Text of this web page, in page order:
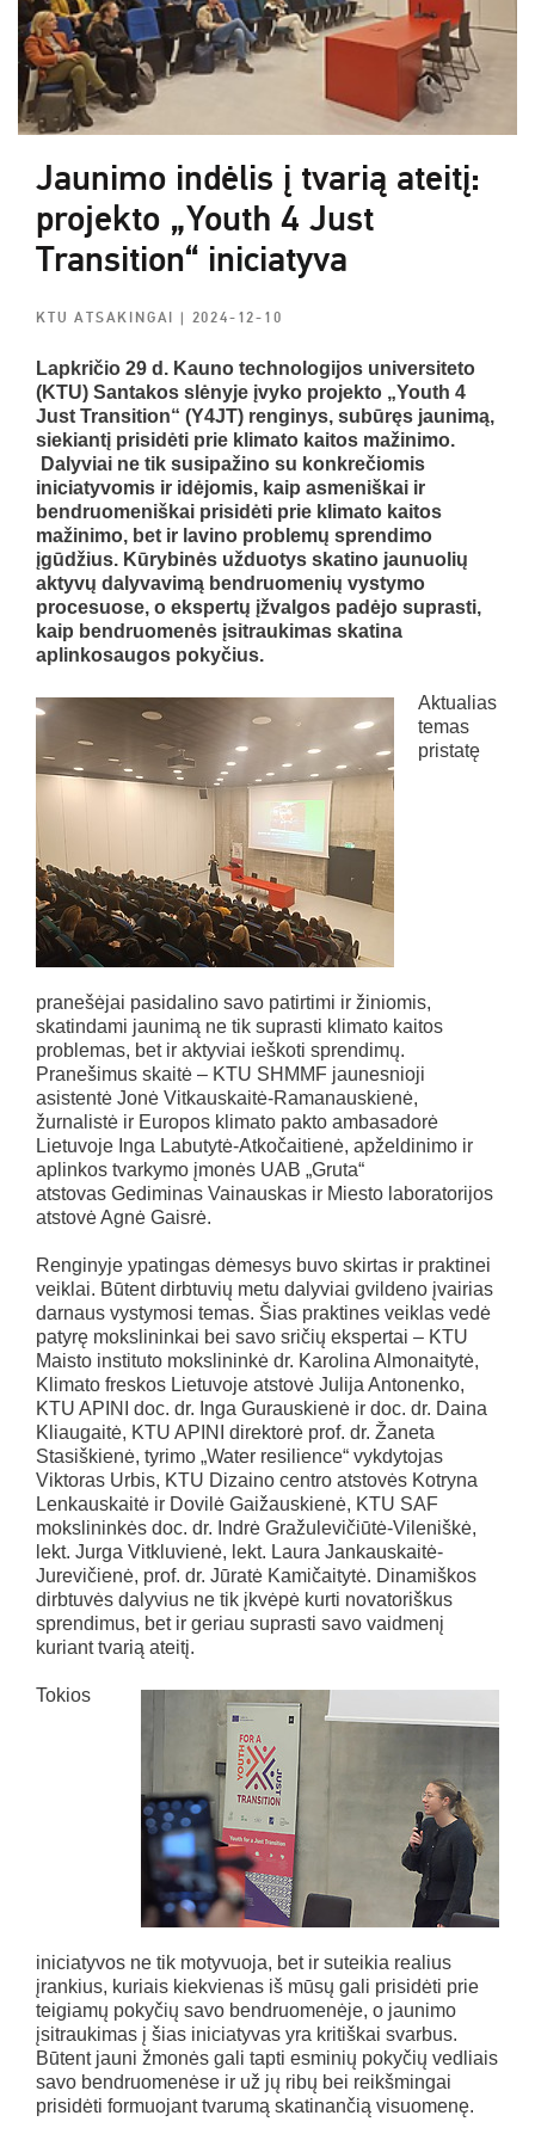
Jaunimo indėlis į tvarią ateitį:
projekto „Youth 4 Just
Transition“ iniciatyva
KTU ATSAKINGAI| 2024-12-10
Lapkričio 29 d. Kauno technologijos universiteto
(KTU) Santakos slėnyje įvyko projekto „Youth 4
Just Transition“ (Y4JT) renginys, subūręs jaunimą,
siekiantį prisidėti prie klimato kaitos mažinimo.
Dalyviai ne tik susipažino su konkrečiomis
iniciatyvomis ir idėjomis, kaip asmeniškai ir
bendruomeniškai prisidėti prie klimato kaitos
mažinimo, bet ir lavino problemų sprendimo
įgūdžius. Kūrybinės užduotys skatino jaunuolių
aktyvų dalyvavimą bendruomenių vystymo
procesuose, o ekspertų įžvalgos padėjo suprasti,
kaip bendruomenės įsitraukimas skatina
aplinkosaugos pokyčius.
Aktualias
temas
pristatę
pranešėjai pasidalino savo patirtimi ir žiniomis,
skatindami jaunimą ne tik suprasti klimato kaitos
problemas, bet ir aktyviai ieškoti sprendimų.
Pranešimus skaitė – KTU SHMMF jaunesnioji
asistentė Jonė Vitkauskaitė-Ramanauskienė,
žurnalistė ir Europos klimato pakto ambasadorė
Lietuvoje Inga Labutytė-Atkočaitienė, apželdinimo ir
aplinkos tvarkymo įmonės UAB „Gruta“
atstovas Gediminas Vainauskas ir Miesto laboratorijos
atstovė Agnė Gaisrė.
Renginyje ypatingas dėmesys buvo skirtas ir praktinei
veiklai. Būtent dirbtuvių metu dalyviai gvildeno įvairias
darnaus vystymosi temas. Šias praktines veiklas vedė
patyrę mokslininkai bei savo sričių ekspertai – KTU
Maisto instituto mokslininkė dr. Karolina Almonaitytė,
Klimato freskos Lietuvoje atstovė Julija Antonenko,
KTU APINI doc. dr. Inga Gurauskienė ir doc. dr. Daina
Kliaugaitė, KTU APINI direktorė prof. dr. Žaneta
Stasiškienė, tyrimo „Water resilience“ vykdytojas
Viktoras Urbis, KTU Dizaino centro atstovės Kotryna
Lenkauskaitė ir Dovilė Gaižauskienė, KTU SAF
mokslininkės doc. dr. Indrė Gražulevičiūtė-Vileniškė,
lekt. Jurga Vitkluvienė, lekt. Laura Jankauskaitė-
Jurevičienė, prof. dr. Jūratė Kamičaitytė. Dinamiškos
dirbtuvės dalyvius ne tik įkvėpė kurti novatoriškus
sprendimus, bet ir geriau suprasti savo vaidmenį
kuriant tvarią ateitį.
Tokios
iniciatyvos ne tik motyvuoja, bet ir suteikia realius
įrankius, kuriais kiekvienas iš mūsų gali prisidėti prie
teigiamų pokyčių savo bendruomenėje, o jaunimo
įsitraukimas į šias iniciatyvas yra kritiškai svarbus.
Būtent jauni žmonės gali tapti esminių pokyčių vedliais
savo bendruomenėse ir už jų ribų bei reikšmingai
prisidėti formuojant tvarumą skatinančią visuomenę.